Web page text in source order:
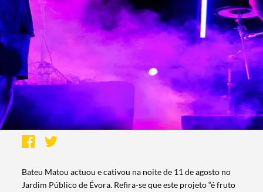
Bateu Matou actuou e cativou na noite de 11 de agosto no
Jardim Público de Évora. Refira-se que este projeto “é fruto